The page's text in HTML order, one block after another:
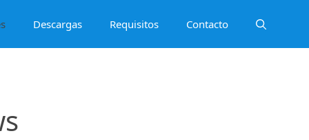
Descargas Requisitos Contacto